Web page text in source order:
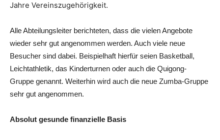
Jahre Vereinszugehörigkeit.
Alle Abteilungsleiter berichteten, dass die vielen Angebote
wieder sehr gut angenommen werden. Auch viele neue
Besucher sind dabei. Beispielhaft hierfür seien Basketball,
Leichtathletik, das Kinderturnen oder auch die Quigong-
Gruppe genannt. Weiterhin wird auch die neue Zumba-Gruppe
sehr gut angenommen.
Absolut gesunde finanzielle Basis